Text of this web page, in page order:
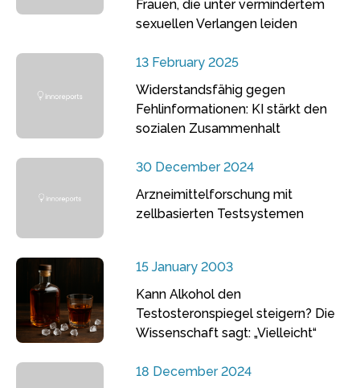
Frauen, die unter vermindertem
sexuellen Verlangen leiden
13 February 2025
Widerstandsfähig gegen
Fehlinformationen: KI stärkt den
sozialen Zusammenhalt
30 December 2024
Arzneimittelforschung mit
zellbasierten Testsystemen
15 January 2003
Kann Alkohol den
Testosteronspiegel steigern? Die
Wissenschaft sagt: „Vielleicht“
18 December 2024